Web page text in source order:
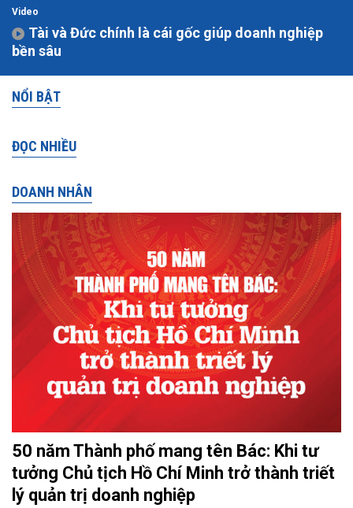
Video
Tài và Đức chính là cái gốc giúp doanh nghiệp
bền sâu
NỔI BẬT
ĐỌC NHIỀU
DOANH NHÂN
50 năm Thành phố mang tên Bác: Khi tư
tưởng Chủ tịch Hồ Chí Minh trở thành triết
lý quản trị doanh nghiệp